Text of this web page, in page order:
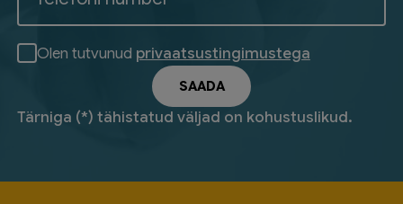
Olen tutvunud privaatsustingimustega
Tärniga (*) tähistatud väljad on kohustuslikud.